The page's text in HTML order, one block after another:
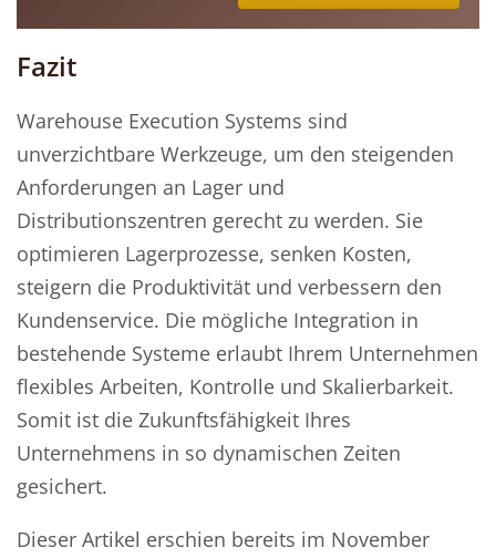
Fazit
Warehouse Execution Systems sind
unverzichtbare Werkzeuge, um den steigenden
Anforderungen an Lager und
Distributionszentren gerecht zu werden. Sie
optimieren Lagerprozesse, senken Kosten,
steigern die Produktivität und verbessern den
Kundenservice. Die mögliche Integration in
bestehende Systeme erlaubt Ihrem Unternehmen
flexibles Arbeiten, Kontrolle und Skalierbarkeit.
Somit ist die Zukunftsfähigkeit Ihres
Unternehmens in so dynamischen Zeiten
gesichert.
Dieser Artikel erschien bereits im November